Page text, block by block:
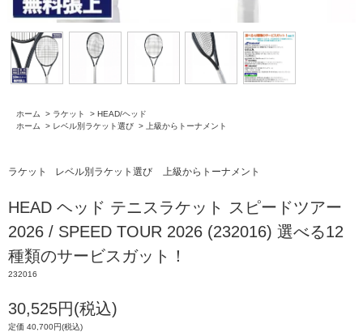
ホーム > ラケット > HEAD/ヘッド
ホーム
> レベル別ラケット選び > 上級からトーナメント
ラケット レベル別ラケット選び 上級からトーナメント
HEAD ヘッド テニスラケット スピードツアー
2026 / SPEED TOUR 2026 (232016) 選べる12
種類のサービスガット！
232016
30,525円(税込)
定価 40,700円(税込)